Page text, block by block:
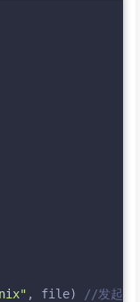
, file)
//发起